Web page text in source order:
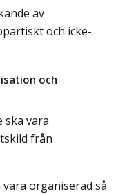
av
och icke-
och
vara
från
organiserad så